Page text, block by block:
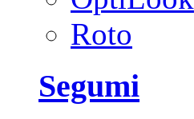
Roto
Segumi